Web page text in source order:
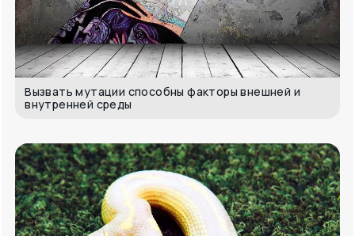
Вызвать мутации способны факторы внешней и
внутренней среды